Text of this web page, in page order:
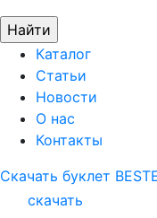
Каталог
Статьи
Новости
О нас
Контакты
Скачать буклет
скачать